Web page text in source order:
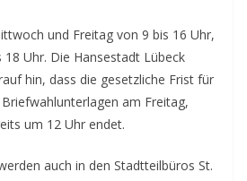
und Freitag von 9 bis 16 Uhr,
Uhr. Die Hansestadt Lübeck
hin, dass die gesetzliche Frist für
am Freitag,
um 12 Uhr endet.
auch in den Stadtteilbüros St.